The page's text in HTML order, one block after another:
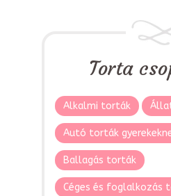
Torta
Alkalmi torták
Autó torták
Ballagás torták
Céges és foglalkozás